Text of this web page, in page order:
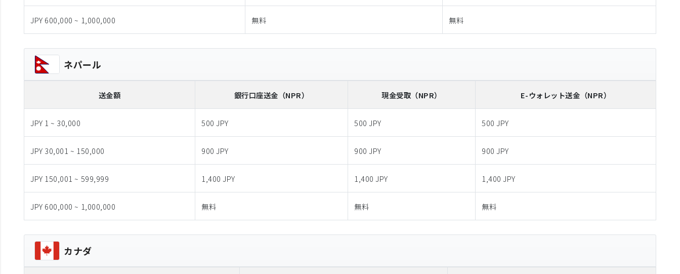
JPY 600,000 ~ 1,000,000 無料 無料
ネパール
送金額 銀行口座送金 （NPR） 現金受取 （NPR） E-ウォレット送金 （NPR）
JPY 1 ~ 30,000 500 JPY 500 JPY 500 JPY
JPY 30,001 ~ 150,000 900 JPY 900 JPY 900 JPY
JPY 150,001 ~ 599,999 1,400 JPY 1,400 JPY 1,400 JPY
JPY 600,000 ~ 1,000,000 無料 無料 無料
カナダ